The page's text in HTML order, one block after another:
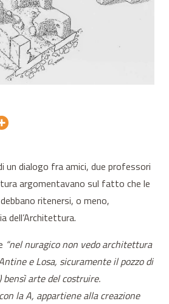
un dialogo fra amici, due professori
argomentavano sul fatto che le
ritenersi, o meno,
dell’Architettura.
“nel nuragico non vedo architettura
e Losa, sicuramente il pozzo di
bensì arte del costruire.
la A, appartiene alla creazione